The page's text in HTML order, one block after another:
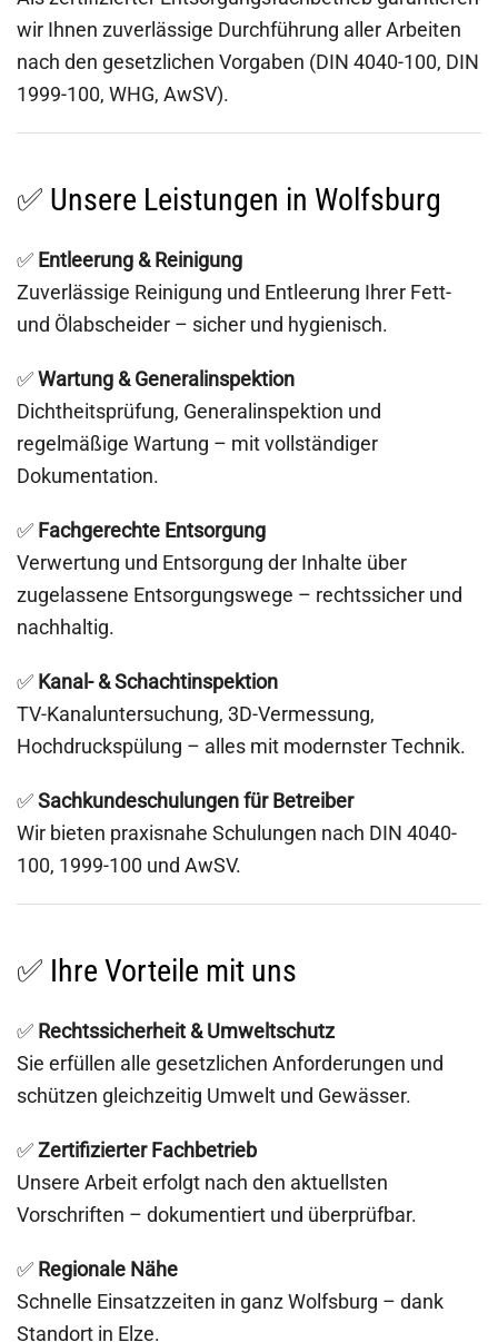
wir Ihnen zuverlässige Durchführung aller Arbeiten
nach den gesetzlichen Vorgaben (DIN 4040-100, DIN
1999-100, WHG, AwSV).
✅ Unsere Leistungen in Wolfsburg
✅ Entleerung & Reinigung
Zuverlässige Reinigung und Entleerung Ihrer Fett-
und Ölabscheider – sicher und hygienisch.
✅Wartung & Generalinspektion
Dichtheitsprüfung, Generalinspektion und
regelmäßige Wartung – mit vollständiger
Dokumentation.
✅ Fachgerechte Entsorgung
Verwertung und Entsorgung der Inhalte über
zugelassene Entsorgungswege – rechtssicher und
nachhaltig.
✅ Kanal- & Schachtinspektion
TV-Kanaluntersuchung, 3D-Vermessung,
Hochdruckspülung – alles mit modernster Technik.
✅Sachkundeschulungen für Betreiber
Wir bieten praxisnahe Schulungen nach DIN 4040-
100, 1999-100 und AwSV.
✅ Ihre Vorteile mit uns
✅ Rechtssicherheit & Umweltschutz
Sie erfüllen alle gesetzlichen Anforderungen und
schützen gleichzeitig Umwelt und Gewässer.
✅Zertifizierter Fachbetrieb
Unsere Arbeit erfolgt nach den aktuellsten
Vorschriften – dokumentiert und überprüfbar.
✅ Regionale Nähe
Schnelle Einsatzzeiten in ganz Wolfsburg – dank
Standort in Elze.